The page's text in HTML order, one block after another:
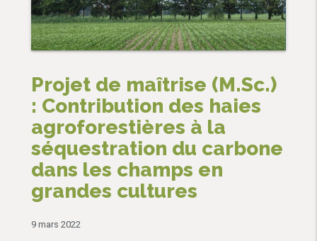
Projet de maîtrise (M.Sc.)
: Contribution des haies
agroforestières à la
séquestration du carbone
dans les champs en
grandes cultures
9 mars 2022